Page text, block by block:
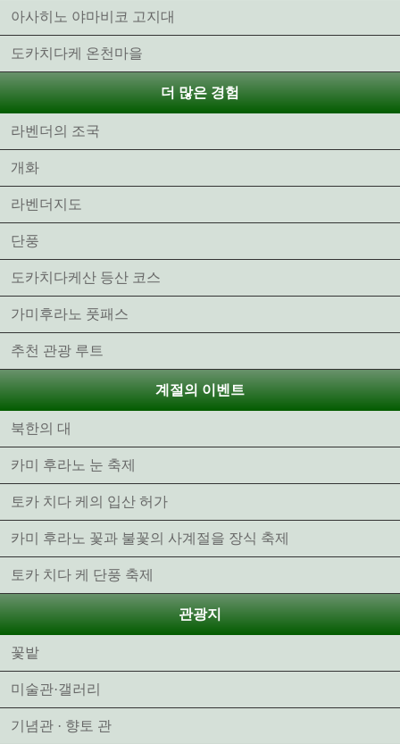
아사히노 야마비코 고지대
도카치다케 온천마을
더 많은 경험
라벤더의 조국
개화
라벤더지도
단풍
도카치다케산 등산 코스
가미후라노 풋패스
추천 관광 루트
계절의 이벤트
북한의 대
카미 후라노 눈 축제
토카 치다 케의 입산 허가
카미 후라노 꽃과 불꽃의 사계절을 장식 축제
토카 치다 케 단풍 축제
관광지
꽃밭
미술관·갤러리
기념관 · 향토 관